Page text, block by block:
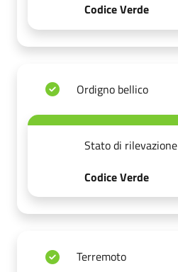
Codice Verde
Ordigno bellico
Stato di rilevazione
Codice Verde
Terremoto